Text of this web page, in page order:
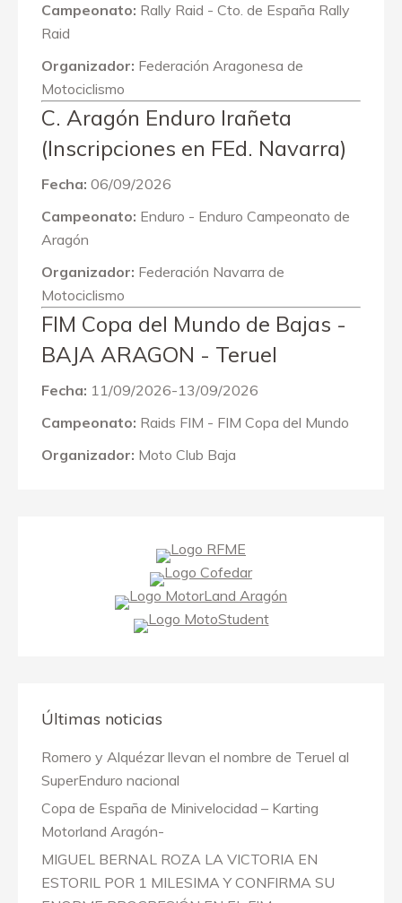
Campeonato: Rally Raid - Cto. de España Rally
Raid
Organizador: Federación Aragonesa de
Motociclismo
C. Aragón Enduro Irañeta
(Inscripciones en FEd. Navarra)
Fecha: 06/09/2026
Campeonato: Enduro - Enduro Campeonato de
Aragón
Organizador: Federación Navarra de
Motociclismo
FIM Copa del Mundo de Bajas -
BAJA ARAGON - Teruel
Fecha: 11/09/2026-13/09/2026
Campeonato: Raids FIM - FIM Copa del Mundo
Organizador: Moto Club Baja
Últimas noticias
Romero y Alquézar llevan el nombre de Teruel al
SuperEnduro nacional
Copa de España de Minivelocidad – Karting
Motorland Aragón-
MIGUEL BERNAL ROZA LA VICTORIA EN
ESTORIL POR 1 MILESIMA Y CONFIRMA SU